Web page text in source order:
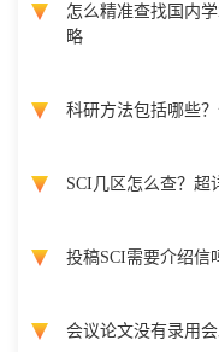
怎么精准查找国内
略
科研方法包括哪些
SCI几区怎么查？超
投稿SCI需要介绍信
会议论文没有录用